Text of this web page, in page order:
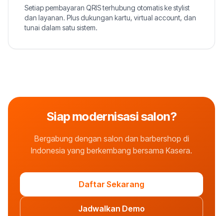
Setiap pembayaran QRIS terhubung otomatis ke stylist
dan layanan. Plus dukungan kartu, virtual account, dan
tunai dalam satu sistem.
Siap modernisasi salon?
Bergabung dengan salon dan barbershop di
Indonesia yang berkembang bersama Kasera.
Daftar Sekarang
Jadwalkan Demo